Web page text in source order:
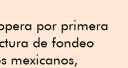
por primera
de fondeo
mexicanos,